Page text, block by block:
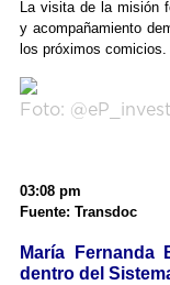
La visita de la misión
y acompañamiento
los próximos comicios.
Foto:
03:08 pm
Fuente: Transdoc
María Fernanda
dentro del